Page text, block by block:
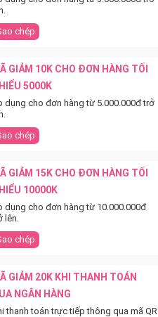
chép
GIẢM 10K CHO ĐƠN HÀNG TỐI
5000K
dụng cho đơn hàng từ 5.000.000đ trở
chép
GIẢM 15K CHO ĐƠN HÀNG TỐI
10000K
dụng cho đơn hàng từ 10.000.000đ
lên.
chép
GIẢM 20K KHI THANH TOÁN
NGÂN HÀNG
thanh toán trực tiếp thông qua mã QR